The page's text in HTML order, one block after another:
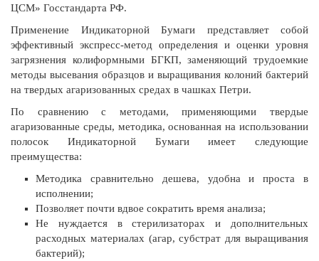
ЦСМ» Госстандарта РФ.
Применение Индикаторной Бумаги представляет собой
эффективный экспресс-метод определения и оценки уровня
загрязнения колиформными БГКП, заменяющий трудоемкие
методы высевания образцов и выращивания колоний бактерий
на твердых агаризованных средах в чашках Петри.
По сравнению с методами, применяющими твердые
агаризованные среды, методика, основанная на использовании
полосок Индикаторной Бумаги имеет следующие
преимущества:
Методика сравнительно дешева, удобна и проста в
исполнении;
Позволяет почти вдвое сократить время анализа;
Не нуждается в стерилизаторах и дополнительных
расходных материалах (агар, субстрат для выращивания
бактерий);